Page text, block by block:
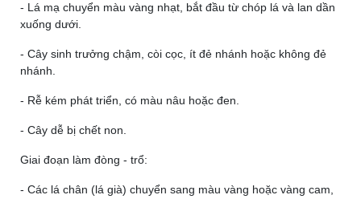
- Lá mạ chuyển màu vàng nhạt, bắt đầu từ chóp lá và lan dần
xuống dưới.
- Cây sinh trưởng chậm, còi cọc, ít đẻ nhánh hoặc không đẻ
nhánh.
- Rễ kém phát triển, có màu nâu hoặc đen.
- Cây dễ bị chết non.
Giai đoạn làm đòng - trổ:
- Các lá chân (lá già) chuyển sang màu vàng hoặc vàng cam,